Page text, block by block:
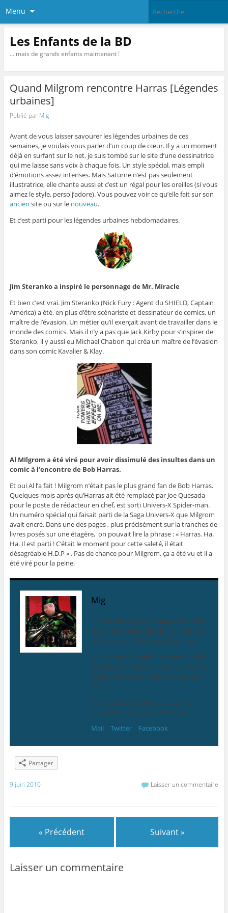
Menu
Les Enfants de la BD
… mais de grands enfants maintenant !
Quand Milgrom rencontre Harras [Légendes
urbaines]
Publié par Mig
Avant de vous laisser savourer les légendes urbaines de ces
semaines, je voulais vous parler d’un coup de cœur. Il y a un moment
déjà en surfant sur le net, je suis tombé sur le site d’une dessinatrice
qui me laisse sans voix à chaque fois. Un style spécial, mais empli
d’émotions assez intenses. Mais Saturne n’est pas seulement
illustratrice, elle chante aussi et c’est un régal pour les oreilles (si vous
aimez le style, perso j’adore). Vous pouvez voir ce qu’elle fait sur son
ancien site ou sur le nouveau.
Et c’est parti pour les légendes urbaines hebdomadaires.
Jim Steranko a inspiré le personnage de Mr. Miracle
Et bien c’est vrai. Jim Steranko (Nick Fury : Agent du SHIELD, Captain
America) a été, en plus d’être scénariste et dessinateur de comics, un
maître de l’évasion. Un métier qu’il exerçait avant de travailler dans le
monde des comics. Mais il n’y a pas que Jack Kirby pour s’inspirer de
Steranko, il y aussi eu Michael Chabon qui créa un maître de l’évasion
dans son comic Kavalier & Klay.
Al MIlgrom a été viré pour avoir dissimulé des insultes dans un
comic à l’encontre de Bob Harras.
Et oui Al l’a fait ! Milgrom n’était pas le plus grand fan de Bob Harras.
Quelques mois après qu’Harras ait été remplacé par Joe Quesada
pour le poste de rédacteur en chef, est sorti Univers-X Spider-man.
Un numéro spécial qui faisait parti de la Saga Univers-X que Milgrom
avait encré. Dans une des pages , plus précisément sur la tranches de
livres posés sur une étagère, on pouvait lire la phrase : « Harras. Ha.
Ha. Il est parti ! C’était le moment pour cette saleté, il était
désagréable H.D.P » . Pas de chance pour Milgrom, ça a été vu et il a
été viré pour la peine.
Mig
Fan de tout ce qui se rapproche d’une
BD, de jeux vidéo, jdr, des jeux de mot
à 2 sous. Je vis à Geneva Beach city.
Aime : Écrire, dormir. Les averses d’été.
Les siestes qui durent des heures. Mes
potes.Avoir raison, même quand j’ai
tort.
N’aime pas : Les gens qui se sentent
supérieurs. Les choux. Avoir tort.
Mail | Twitter| Facebook
Partager
9 juin 2010 Laisser un commentaire
« Précédent Suivant »
Laisser un commentaire